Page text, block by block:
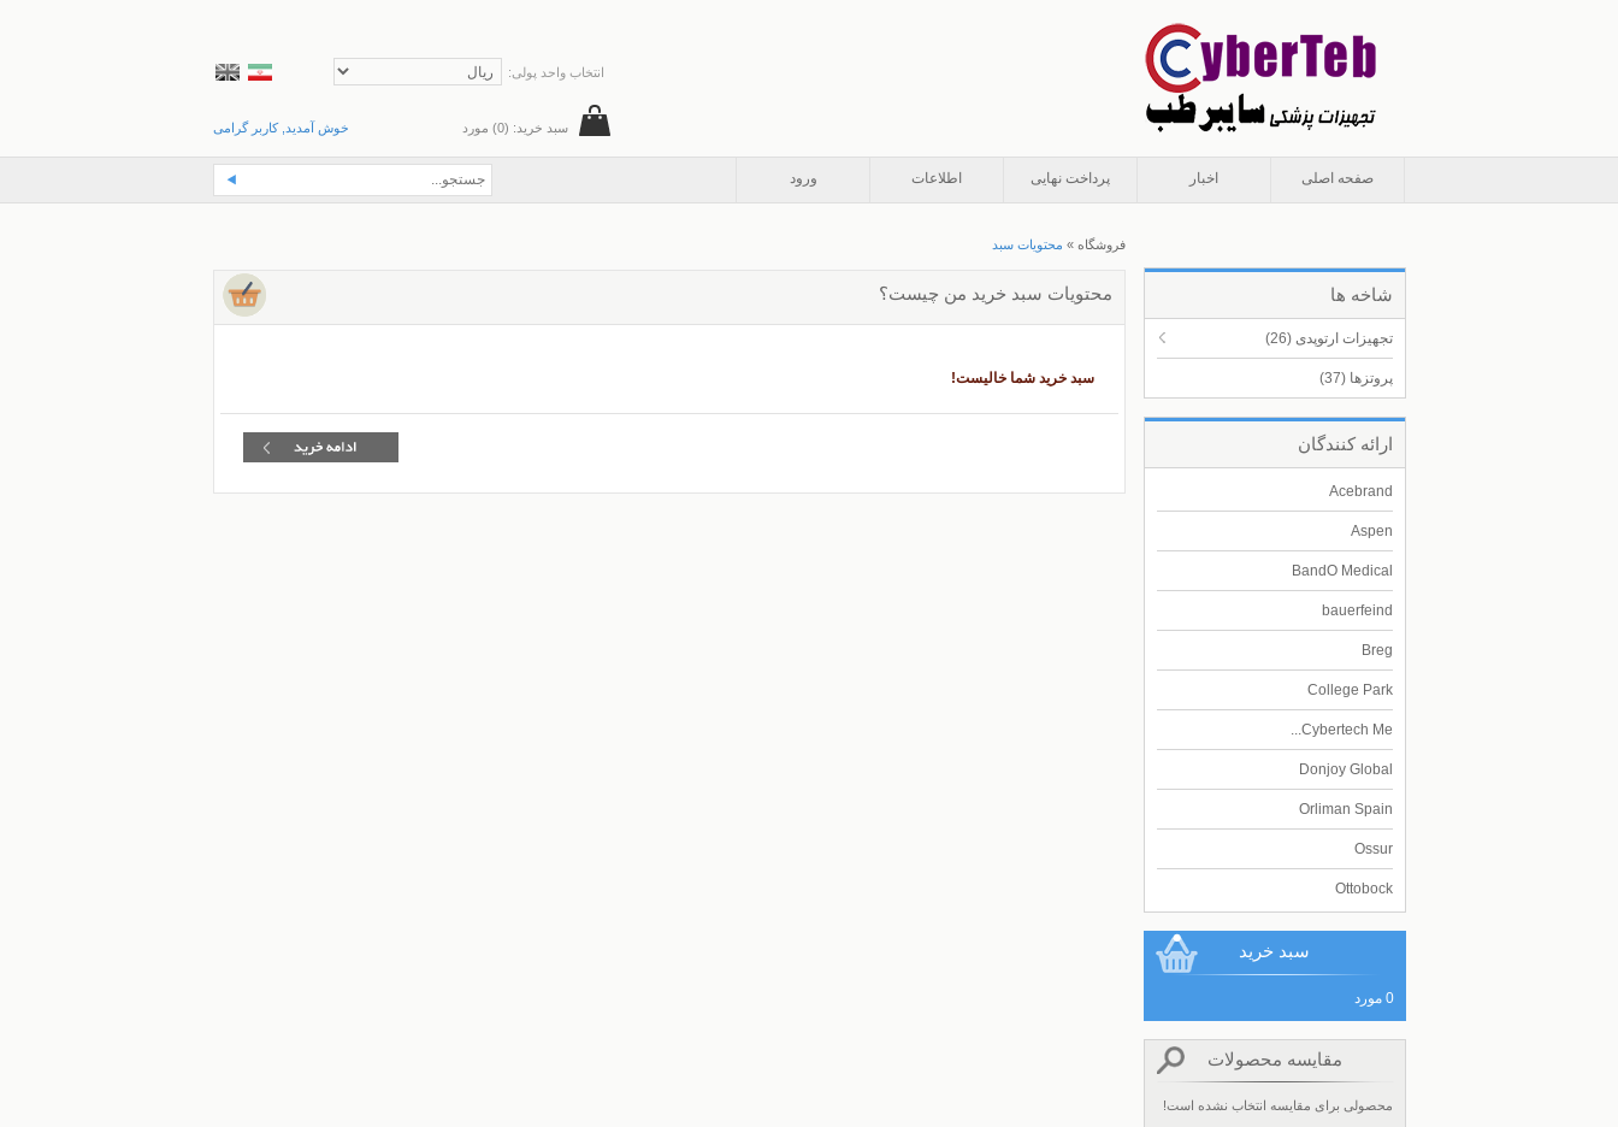
انتخاب واحد پولی:
سبد خرید: (0) مورد خوش آمدید, کاربر گرامی
صفحه اصلی اخبار پرداخت نهایی اطلاعات ورود
شاخه ها
تجهیزات ارتوپدی(26)
پروتزها(37)
ارائه كنندگان
Acebrand
Aspen
BandO Medical
bauerfeind
Breg
College Park
Cybertech Me...
Donjoy Global
Orliman Spain
Ossur
Ottobock
سبد خريد
0 مورد
مقایسه محصولات
محصولی برای مقایسه انتخاب نشده است!
فروشگاه » محتویات سبد
محتویات سبد خرید من چیست؟
سبد خرید شما خالیست!